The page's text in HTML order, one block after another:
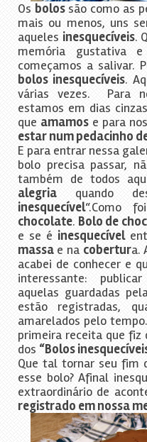
Os bolossão como as
mais ou menos, uns
aqueles inesquecíveis.
memória gustativa
começamos a salivar.
bolos inesquecíveis.
várias vezes. Para
estamos em dias
que amamos e para
estar num pedacinho
E para entrar nessa
bolo precisa passar,
também de todos
alegriaquando
inesquecível“.Como
chocolate. Bolo de
e se é inesquecível
massae na cobertura.
acabei de conhecer e
interessante:
aquelas guardadas
estão registradas,
amarelados pelo
primeira receita que
dos “Bolos
Que tal tornar seu fim
esse bolo? Afinal
extraordinário de
registrado em nossa